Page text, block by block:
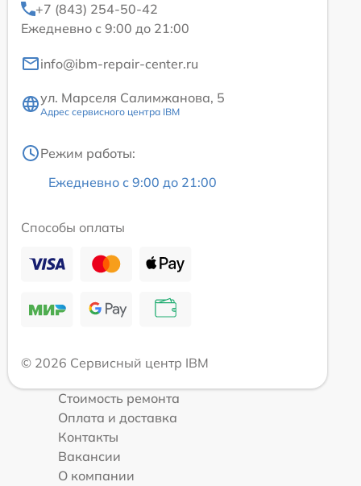
+7 (843) 254-50-42
Ежедневно с 9:00 до 21:00
info@ibm-repair-center.ru
ул. Марселя Салимжанова, 5
Адрес сервисного центра IBM
Режим работы:
Ежедневно с 9:00 до 21:00
Способы оплаты
© 2026 Сервисный центр IBM
Стоимость ремонта
Оплата и доставка
Контакты
Вакансии
О компании